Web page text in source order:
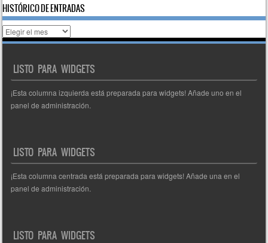
HISTÓRICO DE ENTRADAS
Histórico
de
LISTO PARA WIDGETS
¡Esta columna izquierda está preparada para widgets! Añade uno en el
panel de administración.
LISTO PARA WIDGETS
¡Esta columna centrada está preparada para widgets! Añade una en el
panel de administración.
LISTO PARA WIDGETS